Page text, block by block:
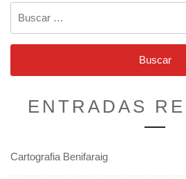
ENTRADAS
Cartografia Benifaraig